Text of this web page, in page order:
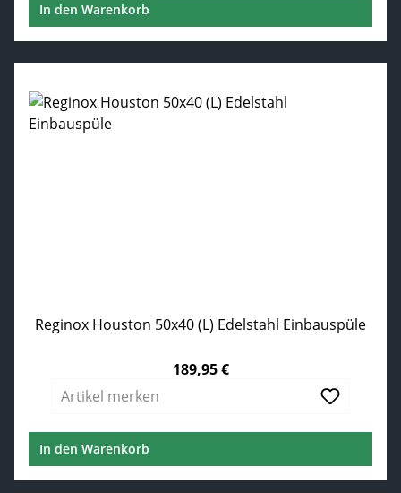
In den Warenkorb
Reginox Houston 50x40 (L) Edelstahl Einbauspüle
189,95 €
Artikel merken
In den Warenkorb